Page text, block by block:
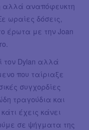
αλλά αναπόφευκτη
ωραίες δόσεις,
έρωτα με την Joan
τον Dylan αλλά
που ταίριαξε
συγχορδίες
τραγούδια και
έχεις κάνει
σε ψήγματα της